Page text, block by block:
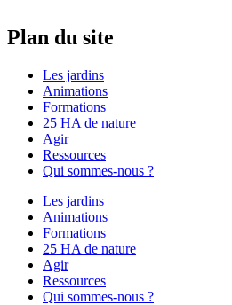
Plan du site
Les jardins
Animations
Formations
25 HA de nature
Agir
Ressources
Qui sommes-nous ?
Les jardins
Animations
Formations
25 HA de nature
Agir
Ressources
Qui sommes-nous ?